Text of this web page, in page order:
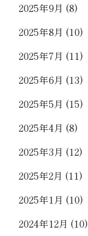
2025年9月 (8)
2025年8月 (10)
2025年7月 (11)
2025年6月 (13)
2025年5月 (15)
2025年4月 (8)
2025年3月 (12)
2025年2月 (11)
2025年1月 (10)
2024年12月 (10)